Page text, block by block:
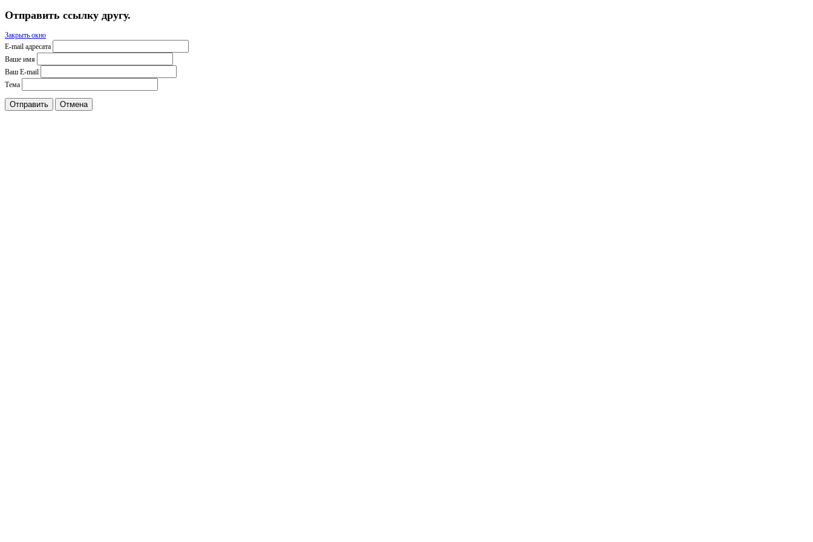
Отправить ссылку другу.
Закрыть окно
E-mail адресата
Ваше имя
Ваш E-mail
Тема
Отправить Отмена